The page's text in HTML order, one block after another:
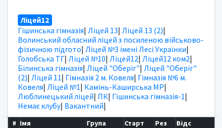
Ліцей12
Гішинська гімназія| Ліцей 13| Ліцей 13 (2)|
Волинський обласний ліцей з посиленою військово-
фізичною підгото| Ліцей №3 імені Лесі Українки|
Голобська ТГ| Ліцей №10| Ліцей12| Ліцей12 ком2|
Білинська гімназія| Ліцей "Оберіг"| Ліцей "Оберіг"
(2)| Ліцей 11| Гімназія 2 м. Ковеля| Гімназія №6 м.
Ковеля| Ліцей №1| Камінь-Каширська МР|
Люблинецький ліцей| ПК| Гішинська гімназія-1|
Немає клубу| Вакантний|
# Імя Група Старт Рез
Відс